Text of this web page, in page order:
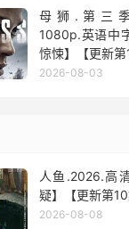
母狮.第三
1080p.英语中
惊悚】【更新第
2026-08-03
人鱼.2026.高
疑】【更新第10
2026-08-08